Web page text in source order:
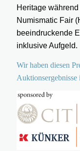
Heritage
Numismatic Fair
beeindruckende
inklusive Aufgeld.
Wir haben diesen